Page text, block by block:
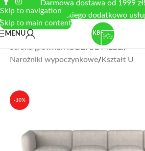
Skip to navigation
Skip to main content
Darmowa dostawa od 1999
łódzkiego dodatkowo
MENU
Strona główna/ RODZAJE MEBLI/
Narożniki wypoczynkowe/Kształt U
-10%